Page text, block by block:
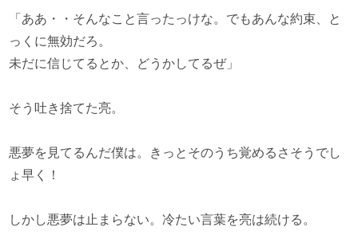
「ああ・・そんなこと言ったっけな。でもあんな約束、と
っくに無効だろ。
未だに信じてるとか、どうかしてるぜ」
そう吐き捨てた亮。
悪夢を見てるんだ僕は。きっとそのうち覚めるさそうでし
ょ早く！
しかし悪夢は止まらない。冷たい言葉を亮は続ける。